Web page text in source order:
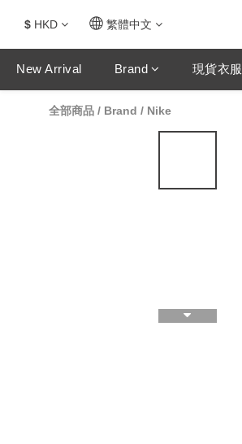
$ HKD 繁體中文
New Arrival Brand 現貨衣服
全部商品 / Brand / Nike